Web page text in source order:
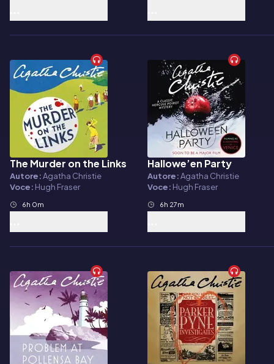
Audiolibro
The Murder on the Links
Autore:Agatha Christie
Voce: Hugh Fraser
6h 0m
Audiolibro
Hallowe’en Party
Autore:Agatha Christie
Voce: Hugh Fraser
6h 27m